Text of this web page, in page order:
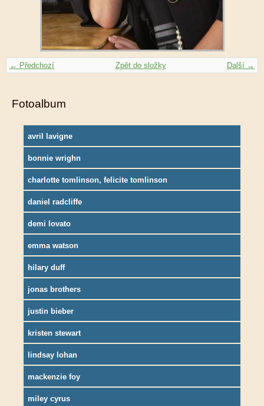
← Předchozí Další →
Zpět do složky
Fotoalbum
avril lavigne
bonnie wrighn
charlotte tomlinson, felicite tomlinson
daniel radcliffe
demi lovato
emma watson
hilary duff
jonas brothers
justin bieber
kristen stewart
lindsay lohan
mackenzie foy
miley cyrus